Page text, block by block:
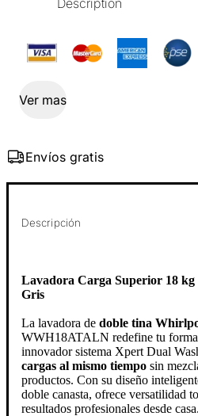
Ver mas
Envíos gratis
Descripción
Lavadora Carga Superior 18
Gris
La lavadora de doble tina
WWH18ATALN redefine tu forma
innovador sistema Xpert Dual
cargas al mismo tiempo sin
productos. Con su diseño
doble canasta, ofrece versatilidad
resultados profesionales desde casa.